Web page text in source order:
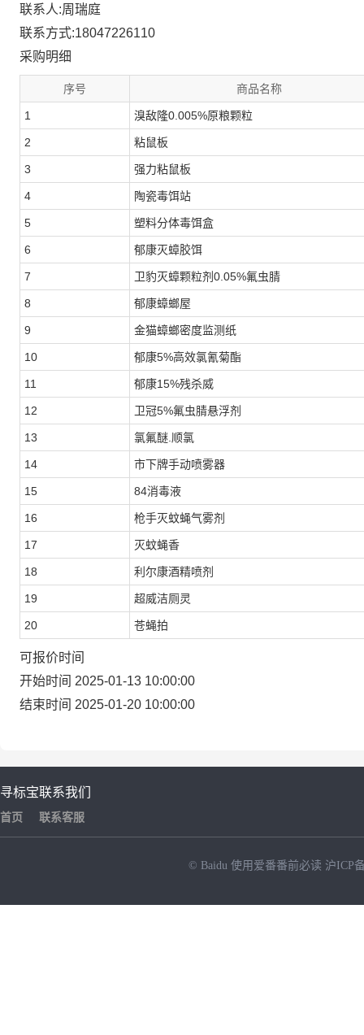
联系人:周瑞庭
联系方式:18047226110
采购明细
序号 商品名称
1 溴敌隆0.005%原粮颗粒
2 粘鼠板
3 强力粘鼠板
4 陶瓷毒饵站
5 塑料分体毒饵盒
6 郁康灭蟑胶饵
7 卫豹灭蟑颗粒剂0.05%氟虫腈
8 郁康蟑螂屋
9 金猫蟑螂密度监测纸
10 郁康5%高效氯氰菊酯
11 郁康15%残杀威
12 卫冠5%氟虫腈悬浮剂
13 氯氟醚.顺氯
14 市下牌手动喷雾器
15 84消毒液
16 枪手灭蚊蝇气雾剂
17 灭蚊蝇香
18 利尔康酒精喷剂
19 超威洁厕灵
20 苍蝇拍
可报价时间
开始时间 2025-01-13 10:00:00
结束时间 2025-01-20 10:00:00
寻标宝
首页
联系我们
联系客服
© Baidu 使用爱番番前必读 沪ICP